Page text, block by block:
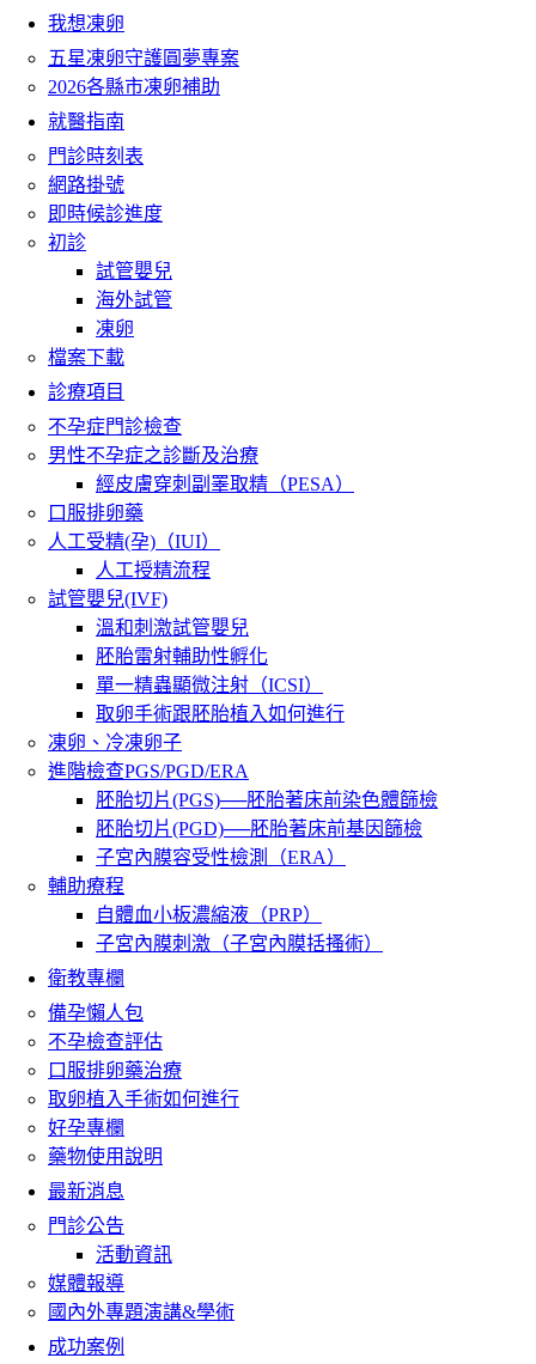
我想凍卵
五星凍卵守護圓夢專案
2026各縣市凍卵補助
就醫指南
門診時刻表
網路掛號
即時候診進度
初診
試管嬰兒
海外試管
凍卵
檔案下載
診療項目
不孕症門診檢查
男性不孕症之診斷及治療
經皮膚穿刺副睪取精（PESA）
口服排卵藥
人工受精(孕)（IUI）
人工授精流程
試管嬰兒(IVF)
溫和刺激試管嬰兒
胚胎雷射輔助性孵化
單一精蟲顯微注射（ICSI）
取卵手術跟胚胎植入如何進行
凍卵、冷凍卵子
進階檢查PGS/PGD/ERA
胚胎切片(PGS)──胚胎著床前染色體篩檢
胚胎切片(PGD)──胚胎著床前基因篩檢
子宮內膜容受性檢測（ERA）
輔助療程
自體血小板濃縮液（PRP）
子宮內膜刺激（子宮內膜括搔術）
衛教專欄
備孕懶人包
不孕檢查評估
口服排卵藥治療
取卵植入手術如何進行
好孕專欄
藥物使用說明
最新消息
門診公告
活動資訊
媒體報導
國內外專題演講&學術
成功案例